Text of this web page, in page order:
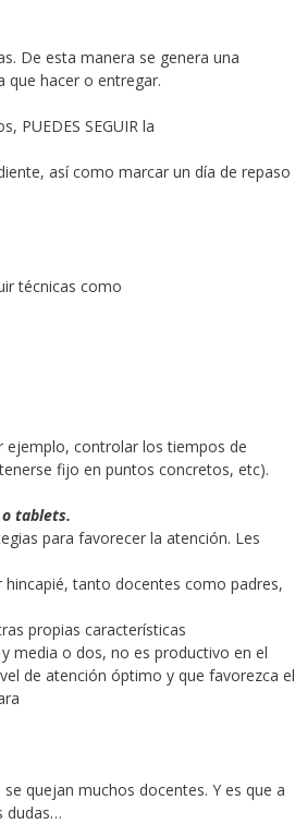
De esta manera se genera una
que hacer o entregar.
PUEDES SEGUIR la
así como marcar un día de repaso
técnicas como
ejemplo, controlar los tiempos de
fijo en puntos concretos, etc).
tablets.
para favorecer la atención. Les
tanto docentes como padres,
propias características
media o dos, no es productivo en el
de atención óptimo y que favorezca el
quejan muchos docentes. Y es que a
dudas…